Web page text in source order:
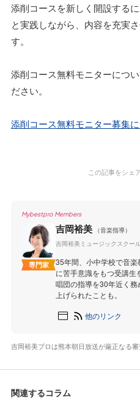
添削コースを新しく開設する
と実践しながら、内容を充実
す。
添削コース無料モニターにつ
ださい。
添削コース無料モニター募集
この記事をシェ
Mybestpro Members
専門家
吉岡裕美
（音楽指導）
吉岡裕美ミュージックスクー
35年間、小中学校で音
に苦手意識をもつ受講生
唱団の指導を30年近く
上げられたことも。
他のリンク
吉岡裕美プロは熊本朝日放送が厳正なる
関連するコラム